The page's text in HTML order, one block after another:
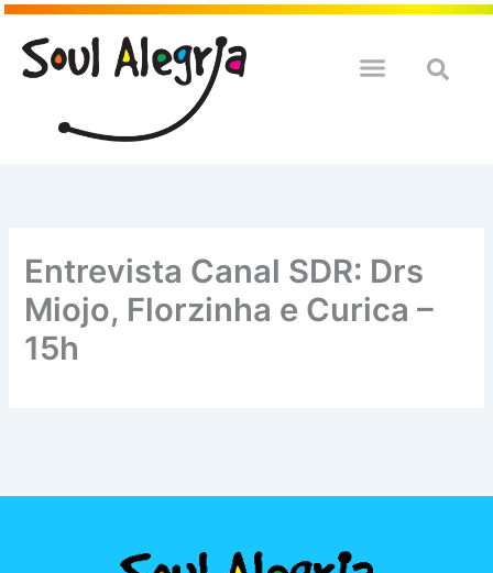
Ir
para
Entrevista Canal SDR: Drs
Miojo, Florzinha e Curica –
15h